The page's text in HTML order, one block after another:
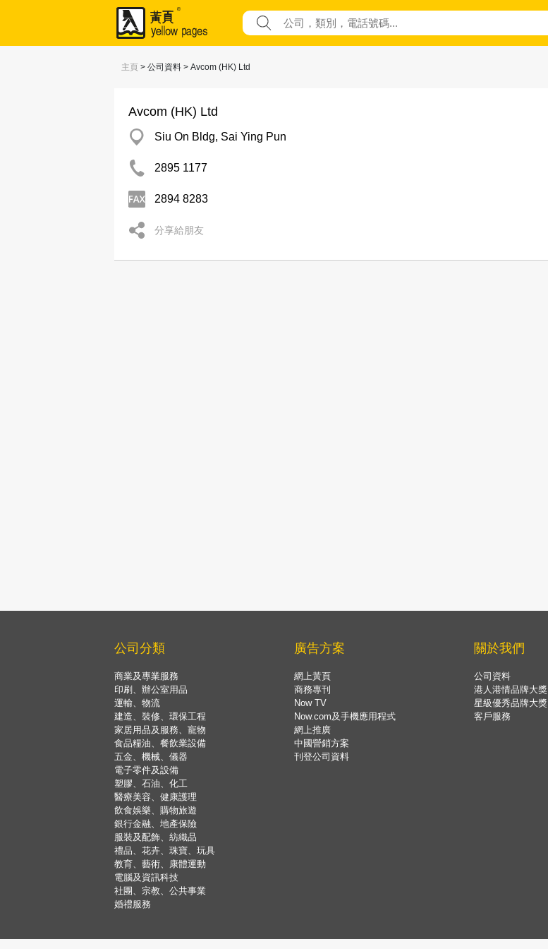
主頁 > 公司資料 > Avcom (HK) Ltd
Avcom (HK) Ltd
Siu On Bldg, Sai Ying Pun
2895 1177
2894 8283
分享給朋友
公司分類
商業及專業服務
印刷、辦公室用品
運輸、物流
建造、裝修、環保工程
家居用品及服務、寵物
食品糧油、餐飲業設備
五金、機械、儀器
電子零件及設備
塑膠、石油、化工
醫療美容、健康護理
飲食娛樂、購物旅遊
銀行金融、地產保險
服裝及配飾、紡織品
禮品、花卉、珠寶、玩具
教育、藝術、康體運動
電腦及資訊科技
社團、宗教、公共事業
婚禮服務
廣告方案
網上黃頁
商務專刊
Now TV
Now.com及手機應用程式
網上推廣
中國營銷方案
刊登公司資料
關於我們
公司資料
港人港情品牌大獎
星級優秀品牌大獎
客戶服務